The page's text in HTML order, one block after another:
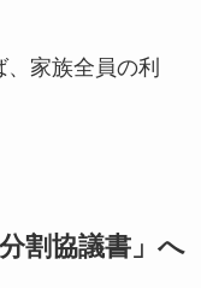
家族全員の利
割協議書」へ